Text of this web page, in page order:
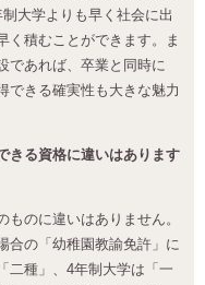
大学よりも早く社会に出
く積むことができます。ま
であれば、卒業と同時に
できる確実性も大きな魅力
きる資格に違いはあります
のに違いはありません。
合の「幼稚園教諭免許」に
二種」、4年制大学は「一